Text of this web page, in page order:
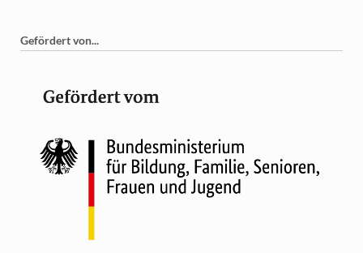
Gefördert von...